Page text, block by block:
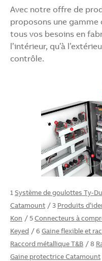
Avec notre offre de
proposons une
tous vos besoins en
l’intérieur, qu’à
contrôle.
1 Système de goulottes Ty-
Catamount / 3 Produits
Kon / 5Connecteurs à
Keyed / 6 Gaine flexible et
Raccord métallique T&B / 8
Gaine protectrice Catamount